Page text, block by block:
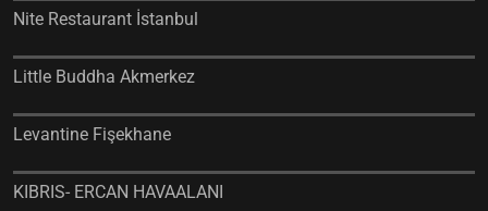
Nite Restaurant İstanbul
Little Buddha Akmerkez
Levantine Fişekhane
KIBRIS- ERCAN HAVAALANI